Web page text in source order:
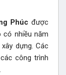
Phúc được
nhiều năm
dựng. Các
công trình